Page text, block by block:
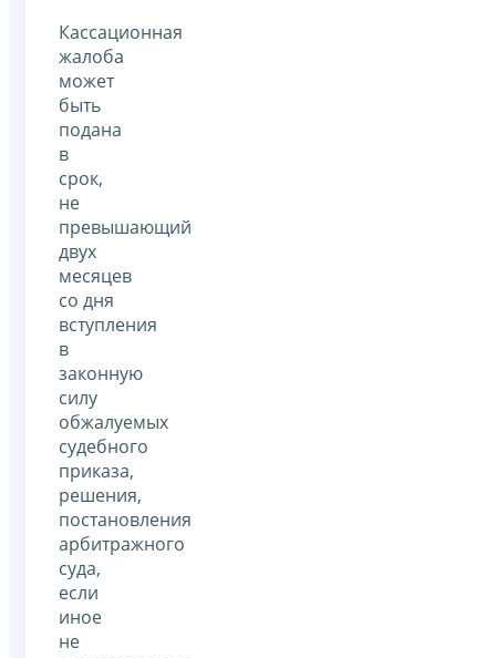
Кассационная
жалоба
может
быть
подана
в
срок,
не
превышающий
двух
месяцев
со дня
вступления
в
законную
силу
обжалуемых
судебного
приказа,
решения,
постановления
арбитражного
суда,
если
иное
не